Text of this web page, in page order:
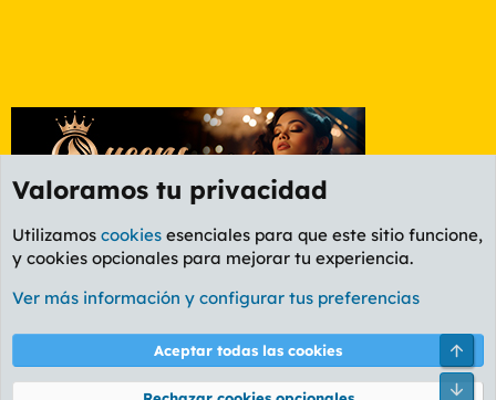
Etiquetas
Cookies
PL OLDSTYLE AMARILLO
Términos y reglas Política de privacidad Ayuda
Valoramos tu privacidad
Utilizamos cookies esenciales para que este sitio funcione,
y cookies opcionales para mejorar tu experiencia.
Ver más información y configurar tus preferencias
Aceptar todas las cookies
Pie